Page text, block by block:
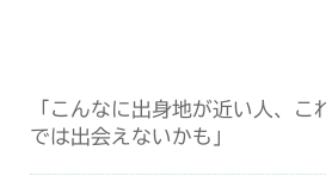
「こんなに出身地が近い人、こ
では出会えないかも」